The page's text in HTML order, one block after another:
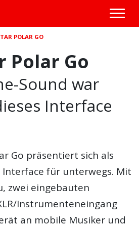
POLAR GO
Polar Go
Sound war
Interface
Go präsentiert sich als
für unterwegs. Mit
zwei eingebauten
Instrumenteneingang
an mobile Musiker und